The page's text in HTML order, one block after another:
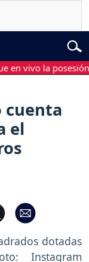
vivo la posesión
cuenta
el